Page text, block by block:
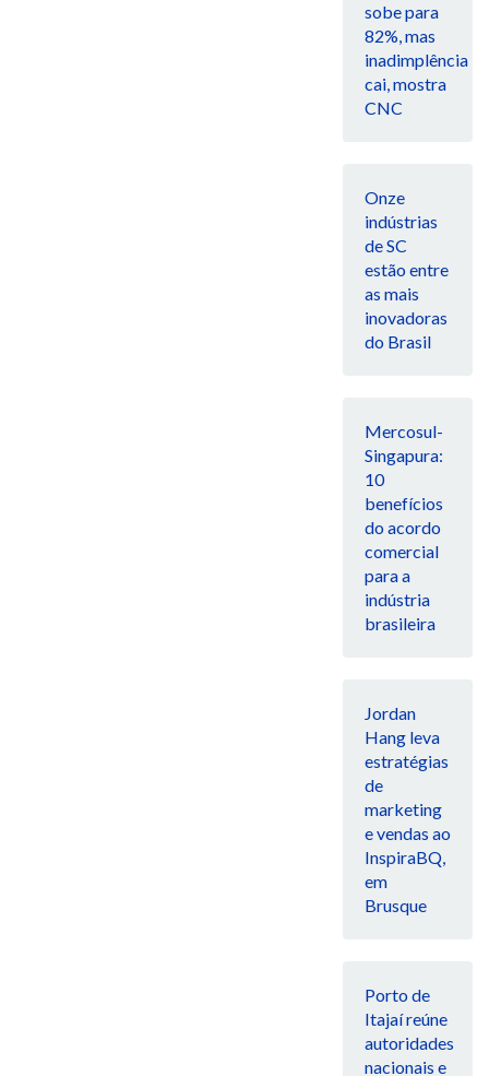
sobe para
82%, mas
inadimplência
cai, mostra
CNC
Onze
indústrias
de SC
estão entre
as mais
inovadoras
do Brasil
Mercosul-
Singapura:
10
benefícios
do acordo
comercial
para a
indústria
brasileira
Jordan
Hang leva
estratégias
de
marketing
e vendas ao
InspiraBQ,
em
Brusque
Porto de
Itajaí reúne
autoridades
nacionais e